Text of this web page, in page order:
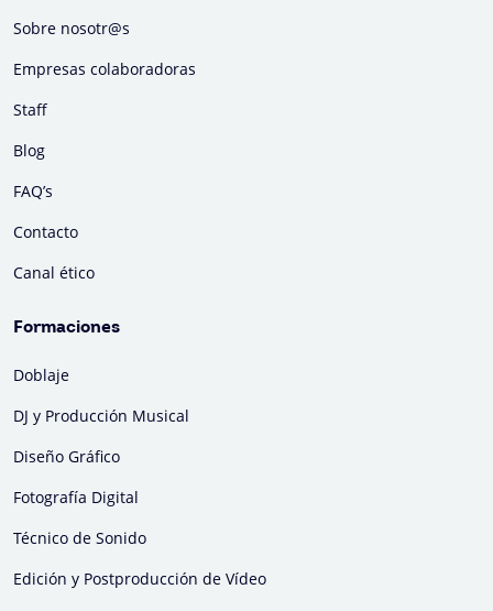
Sobre nosotr@s
Empresas colaboradoras
Staff
Blog
FAQ’s
Contacto
Canal ético
Formaciones
Doblaje
DJ y Producción Musical
Diseño Gráfico
Fotografía Digital
Técnico de Sonido
Edición y Postproducción de Vídeo